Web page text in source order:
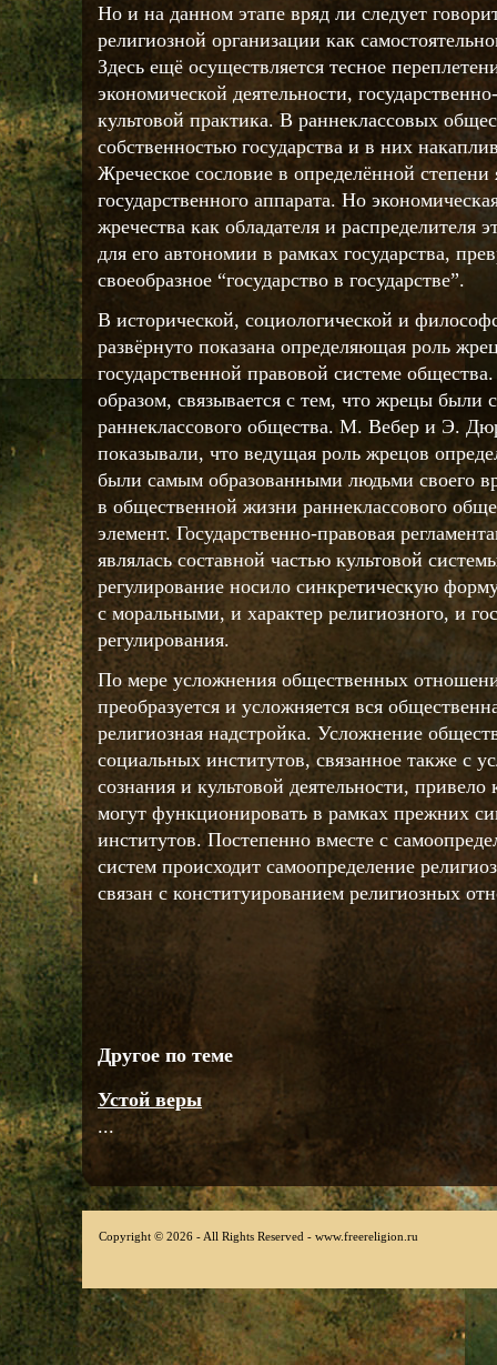
Но и на данном этапе вряд ли следует
религиозной организации как
Здесь ещё осуществляется тесное
экономической деятельности,
культовой практика. В раннеклассовых
собственностью государства и в них
Жреческое сословие в определённой степени
государственного аппарата. Но
жречества как обладателя и распределителя
для его автономии в рамках государства,
своеобразное “государство в государстве”.
В исторической, социологической и
развёрнуто показана определяющая роль
государственной правовой системе
образом, связывается с тем, что жрецы были
раннеклассового общества. М. Вебер и Э.
показывали, что ведущая роль жрецов
были самым образованными людьми своего
в общественной жизни раннеклассового
элемент. Государственно-правовая
являлась составной частью культовой
регулирование носило синкретическую
с моральными, и характер религиозного, и
регулирования.
По мере усложнения общественных
преобразуется и усложняется вся
религиозная надстройка. Усложнение
социальных институтов, связанное также с
сознания и культовой деятельности,
могут функционировать в рамках прежних
институтов. Постепенно вместе с
систем происходит самоопределение
связан с конституированием религиозных
Другое по теме
Устой веры
...
Copyright © 2026 - All Rights Reserved - www.freereligion.ru